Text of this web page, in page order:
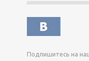
Подпишитесь на